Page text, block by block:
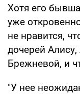
Хотя его
уже
не нравится,
дочерей
Брежневой, и
"У нее